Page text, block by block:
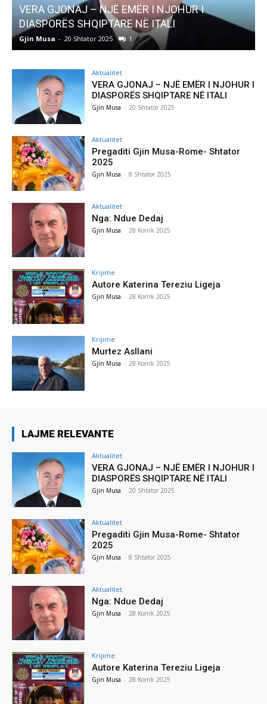
I AKTUALITET
Pregaditi Gjin Musa-Rome- Shtator
Gjin Musa - 8 Shtator 2025
Aktualitet
VERA GJONAJ – NJË EMËR I NJOHUR I
DIASPORËS SHQIPTARE NË ITALI
Gjin Musa - 20 Shtator 2025
Aktualitet
Pregaditi Gjin Musa-Rome- Shtator
2025
Gjin Musa - 8 Shtator 2025
Aktualitet
Nga: Ndue Dedaj
Gjin Musa - 28 Korrik 2025
Krijime
Autore Katerina Tereziu Ligeja
Gjin Musa - 28 Korrik 2025
Krijime
Murtez Asllani
Gjin Musa - 28 Korrik 2025
LAJME RELEVANTE
Aktualitet
VERA GJONAJ – NJË EMËR I NJOHUR I
DIASPORËS SHQIPTARE NË ITALI
Gjin Musa - 20 Shtator 2025
Aktualitet
Pregaditi Gjin Musa-Rome- Shtator
2025
Gjin Musa - 8 Shtator 2025
Aktualitet
Nga: Ndue Dedaj
Gjin Musa - 28 Korrik 2025
Krijime
Autore Katerina Tereziu Ligeja
Gjin Musa - 28 Korrik 2025